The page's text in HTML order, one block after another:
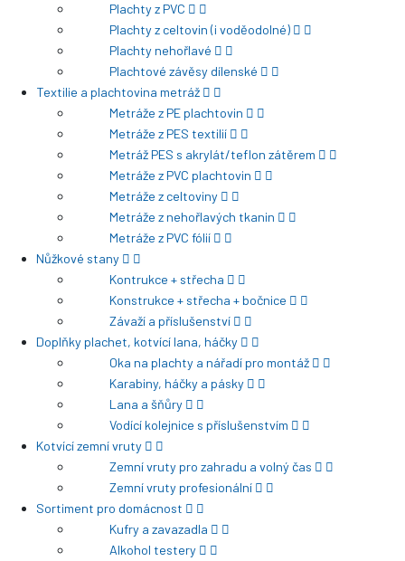
Plachty z PVC
Plachty z celtovin (i voděodolné)
Plachty nehořlavé
Plachtové závěsy dílenské
Textilie a plachtovina metráž
Metráže z PE plachtovin
Metráže z PES textilií
Metráž PES s akrylát/teflon zátěrem
Metráže z PVC plachtovin
Metráže z celtoviny
Metráže z nehořlavých tkanin
Metráže z PVC fólií
Nůžkové stany
Kontrukce + střecha
Konstrukce + střecha + bočnice
Závaží a příslušenství
Doplňky plachet, kotvící lana, háčky
Oka na plachty a nářadí pro montáž
Karabiny, háčky a pásky
Lana a šňůry
Vodící kolejnice s příslušenstvím
Kotvící zemní vruty
Zemní vruty pro zahradu a volný čas
Zemní vruty profesionální
Sortiment pro domácnost
Kufry a zavazadla
Alkohol testery